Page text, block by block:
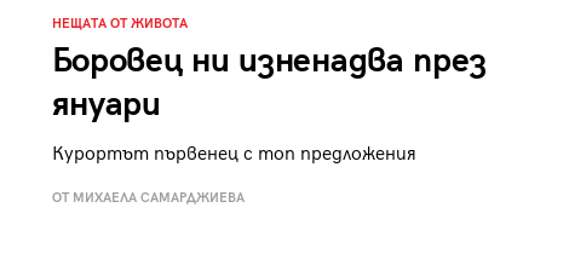
НЕЩАТА ОТ ЖИВОТА
Боровец ни изненадва през
януари
Курортът първенец с топ предложения
ОТ МИХАЕЛА САМАРДЖИЕВА